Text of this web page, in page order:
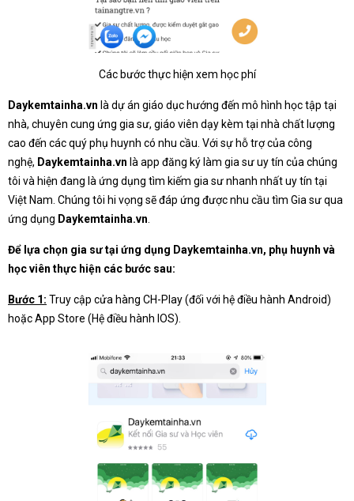
Các bước thực hiện xem học phí
Daykemtainha.vn là dự án giáo dục hướng đến mô hình học tập tại
nhà, chuyên cung ứng gia sư, giáo viên dạy kèm tại nhà chất lượng
cao đến các quý phụ huynh có nhu cầu. Với sự hỗ trợ của công
nghệ, Daykemtainha.vn là app đăng ký làm gia sư uy tín của chúng
tôi và hiện đang là ứng dụng tìm kiếm gia sư nhanh nhất uy tín tại
Việt Nam. Chúng tôi hi vọng sẽ đáp ứng được nhu cầu tìm Gia sư qua
ứng dụng Daykemtainha.vn
Để lựa chọn gia sư tại ứng dụng Daykemtainha.vn, phụ huynh và
học viên thực hiện các bước sau:
Bước 1: Truy cập cửa hàng CH-Play (đối với hệ điều hành Android)
hoặc App Store (Hệ điều hành IOS).